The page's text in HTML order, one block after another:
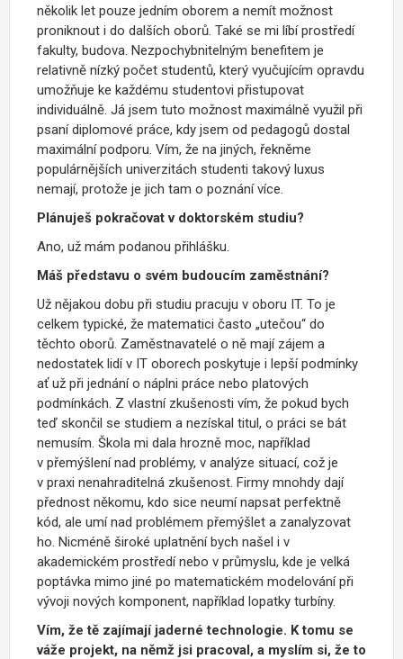
několik let pouze jedním oborem a nemít možnost
proniknout i do dalších oborů. Také se mi líbí prostředí
fakulty, budova. Nezpochybnitelným benefitem je
relativně nízký počet studentů, který vyučujícím opravdu
umožňuje ke každému studentovi přistupovat
individuálně. Já jsem tuto možnost maximálně využil při
psaní diplomové práce, kdy jsem od pedagogů dostal
maximální podporu. Vím, že na jiných, řekněme
populárnějších univerzitách studenti takový luxus
nemají, protože je jich tam o poznání více.
Plánuješ pokračovat v doktorském studiu?
Ano, už mám podanou přihlášku.
Máš představu o svém budoucím zaměstnání?
Už nějakou dobu při studiu pracuju v oboru IT. To je
celkem typické, že matematici často „utečou“ do
těchto oborů. Zaměstnavatelé o ně mají zájem a
nedostatek lidí v IT oborech poskytuje i lepší podmínky
ať už při jednání o náplni práce nebo platových
podmínkách. Z vlastní zkušenosti vím, že pokud bych
teď skončil se studiem a nezískal titul, o práci se bát
nemusím. Škola mi dala hrozně moc, například
v přemýšlení nad problémy, v analýze situací, což je
v praxi nenahraditelná zkušenost. Firmy mnohdy dají
přednost někomu, kdo sice neumí napsat perfektně
kód, ale umí nad problémem přemýšlet a zanalyzovat
ho. Nicméně široké uplatnění bych našel i v
akademickém prostředí nebo v průmyslu, kde je velká
poptávka mimo jiné po matematickém modelování při
vývoji nových komponent, například lopatky turbíny.
Vím, že tě zajímají jaderné technologie. K tomu se
váže projekt, na němž jsi pracoval, a myslím si, že to